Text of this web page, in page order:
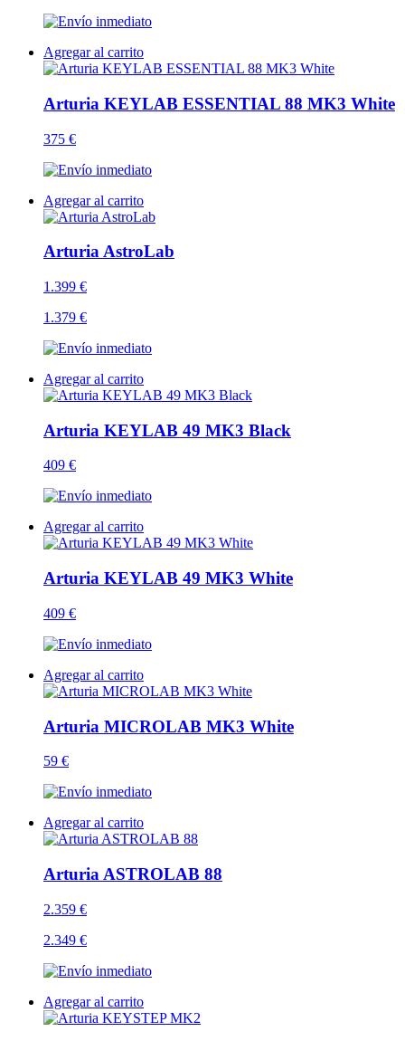
Agregar al carrito
Arturia KEYLAB ESSENTIAL 88 MK3 White
375 €
Agregar al carrito
Arturia AstroLab
1.399 €
1.379 €
Agregar al carrito
Arturia KEYLAB 49 MK3 Black
409 €
Agregar al carrito
Arturia KEYLAB 49 MK3 White
409 €
Agregar al carrito
Arturia MICROLAB MK3 White
59 €
Agregar al carrito
Arturia ASTROLAB 88
2.359 €
2.349 €
Agregar al carrito